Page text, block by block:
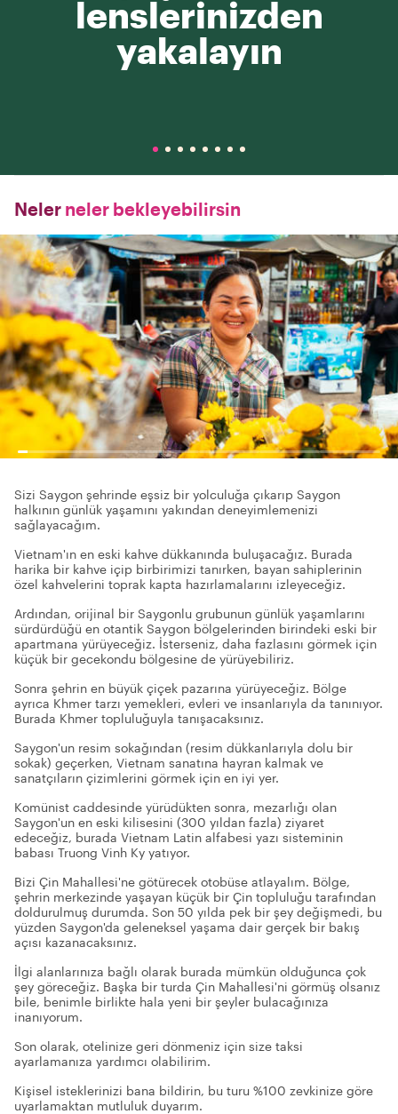
lenslerinizden
yakalayın
Neler neler bekleyebilirsin
Sizi Saygon şehrinde eşsiz bir yolculuğa çıkarıp Saygon
halkının günlük yaşamını yakından deneyimlemenizi
sağlayacağım.
Vietnam'ın en eski kahve dükkanında buluşacağız. Burada
harika bir kahve içip birbirimizi tanırken, bayan sahiplerinin
özel kahvelerini toprak kapta hazırlamalarını izleyeceğiz.
Ardından, orijinal bir Saygonlu grubunun günlük yaşamlarını
sürdürdüğü en otantik Saygon bölgelerinden birindeki eski bir
apartmana yürüyeceğiz. İsterseniz, daha fazlasını görmek için
küçük bir gecekondu bölgesine de yürüyebiliriz.
Sonra şehrin en büyük çiçek pazarına yürüyeceğiz. Bölge
ayrıca Khmer tarzı yemekleri, evleri ve insanlarıyla da tanınıyor.
Burada Khmer topluluğuyla tanışacaksınız.
Saygon'un resim sokağından (resim dükkanlarıyla dolu bir
sokak) geçerken, Vietnam sanatına hayran kalmak ve
sanatçıların çizimlerini görmek için en iyi yer.
Komünist caddesinde yürüdükten sonra, mezarlığı olan
Saygon'un en eski kilisesini (300 yıldan fazla) ziyaret
edeceğiz, burada Vietnam Latin alfabesi yazı sisteminin
babası Truong Vinh Ky yatıyor.
Bizi Çin Mahallesi'ne götürecek otobüse atlayalım. Bölge,
şehrin merkezinde yaşayan küçük bir Çin topluluğu tarafından
doldurulmuş durumda. Son 50 yılda pek bir şey değişmedi, bu
yüzden Saygon'da geleneksel yaşama dair gerçek bir bakış
açısı kazanacaksınız.
İlgi alanlarınıza bağlı olarak burada mümkün olduğunca çok
şey göreceğiz. Başka bir turda Çin Mahallesi'ni görmüş olsanız
bile, benimle birlikte hala yeni bir şeyler bulacağınıza
inanıyorum.
Son olarak, otelinize geri dönmeniz için size taksi
ayarlamanıza yardımcı olabilirim.
Kişisel isteklerinizi bana bildirin, bu turu %100 zevkinize göre
uyarlamaktan mutluluk duyarım.